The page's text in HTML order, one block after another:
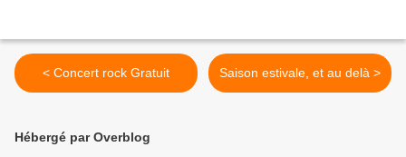
< Concert rock Gratuit Saison estivale, et au delà >
Hébergé par Overblog